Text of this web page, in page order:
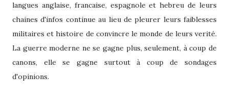
langues anglaise, francaise, espagnole et hebreu de leurs
chaines d'infos continue au lieu de pleurer leurs faiblesses
militaires et histoire de convincre le monde de leurs verité.
La guerre moderne ne se gagne plus, seulement, à coup de
canons, elle se gagne surtout à coup de sondages
d'opinions.